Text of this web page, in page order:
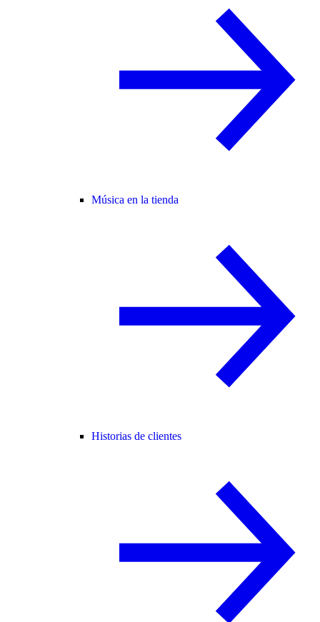
Música en la tienda
Historias de clientes